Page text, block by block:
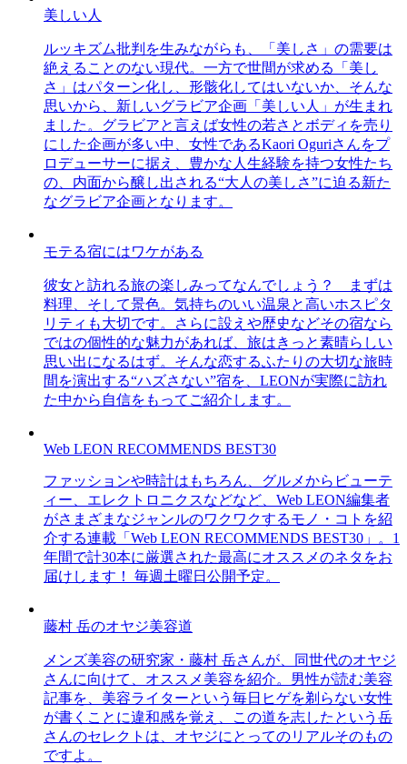
美しい人
ルッキズム批判を生みながらも、「美しさ」の需要は
絶えることのない現代。一方で世間が求める「美し
さ」はパターン化し、形骸化してはいないか、そんな
思いから、新しいグラビア企画「美しい人」が生まれ
ました。グラビアと言えば女性の若さとボディを売り
にした企画が多い中、女性であるKaori Oguriさんをプ
ロデューサーに据え、豊かな人生経験を持つ女性たち
の、内面から醸し出される“大人の美しさ”に迫る新た
なグラビア企画となります。
モテる宿にはワケがある
彼女と訪れる旅の楽しみってなんでしょう？ まずは
料理、そして景色。気持ちのいい温泉と高いホスピタ
リティも大切です。さらに設えや歴史などその宿なら
ではの個性的な魅力があれば、旅はきっと素晴らしい
思い出になるはず。そんな恋するふたりの大切な旅時
間を演出する“ハズさない”宿を、LEONが実際に訪れ
た中から自信をもってご紹介します。
Web LEON RECOMMENDS BEST30
ファッションや時計はもちろん、グルメからビューテ
ィー、エレクトロニクスなどなど、Web LEON編集者
がさまざまなジャンルのワクワクするモノ・コトを紹
介する連載「Web LEON RECOMMENDS BEST30」。1
年間で計30本に厳選された最高にオススメのネタをお
届けします！ 毎週土曜日公開予定。
藤村 岳のオヤジ美容道
メンズ美容の研究家・藤村 岳さんが、同世代のオヤジ
さんに向けて、オススメ美容を紹介。男性が読む美容
記事を、美容ライターという毎日ヒゲを剃らない女性
が書くことに違和感を覚え、この道を志したという岳
さんのセレクトは、オヤジにとってのリアルそのもの
ですよ。